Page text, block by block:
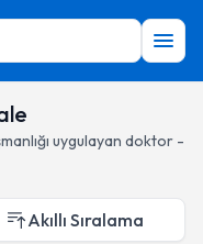
uygulayan doktor -
Akıllı Sıralama